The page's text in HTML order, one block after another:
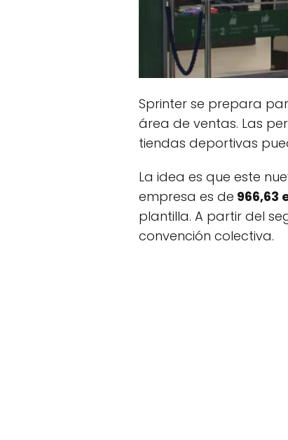
Sprinter se prepara
área de ventas. Las
tiendas deportivas
La idea es que este
empresa es de 966,63
plantilla. A partir del
convención colectiva.